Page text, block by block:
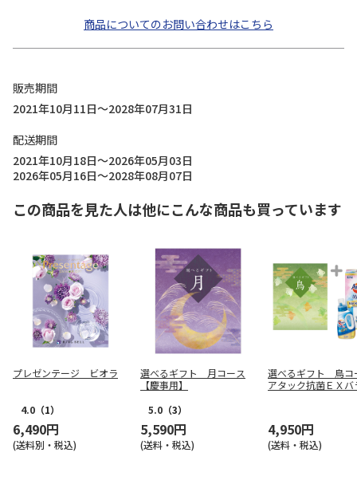
商品についてのお問い合わせはこちら
販売期間
2021年10月11日～2028年07月31日
配送期間
2021年10月18日～2026年05月03日
2026年05月16日～2028年08月07日
この商品を見た人は他にこんな商品も買っています
プレゼンテージ ビオラ
4.0 （1）
6,490円
(送料別・税込)
選べるギフト 月コース
【慶事用】
5.0 （3）
5,590円
(送料・税込)
選べるギフト 鳥コ
アタック抗菌ＥＸバ
4,950円
(送料・税込)